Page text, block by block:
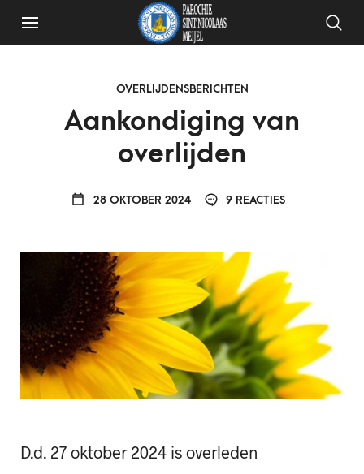
OVERLIJDENSBERICHTEN
Aankondiging van
overlijden
28 OKTOBER 2024 9 REACTIES
D.d. 27 oktober 2024 is overleden